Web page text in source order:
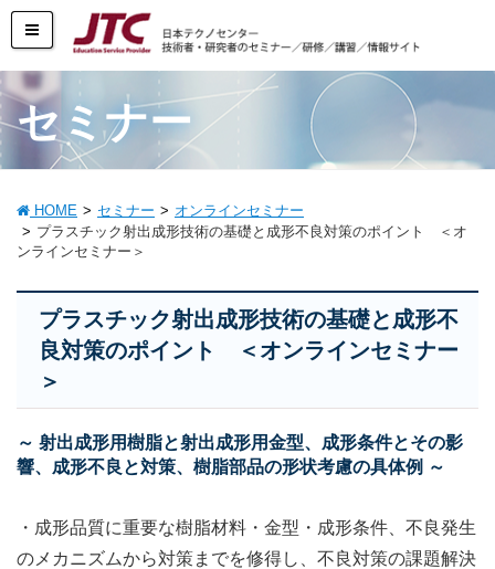
セミナー
HOME セミナー
オンラインセミナー
プラスチック射出成形技術の基礎と成形不良対策のポイント ＜オ
ンラインセミナー＞
プラスチック射出成形技術の基礎と成形不
良対策のポイント ＜オンラインセミナー
＞
～ 射出成形用樹脂と射出成形用金型、成形条件とその影
響、成形不良と対策、樹脂部品の形状考慮の具体例 ～
・成形品質に重要な樹脂材料・金型・成形条件、不良発生
のメカニズムから対策までを修得し、不良対策の課題解決